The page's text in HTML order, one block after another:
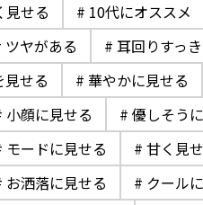
見せる # 10代にオススメ
ツヤがある # 耳回りすっ
せる # 華やかに見せる
小顔に見せる # 優しそう
モードに見せる # 甘く見
お洒落に見せる # クール